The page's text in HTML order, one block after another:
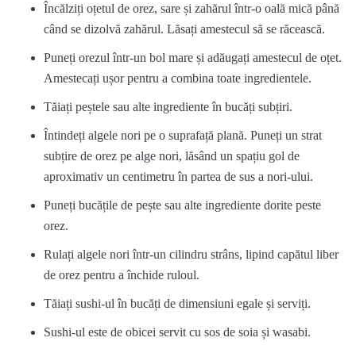
Încălziți oțetul de orez, sare și zahărul într-o oală mică până
când se dizolvă zahărul. Lăsați amestecul să se răcească.
Puneți orezul într-un bol mare și adăugați amestecul de oțet.
Amestecați ușor pentru a combina toate ingredientele.
Tăiați peștele sau alte ingrediente în bucăți subțiri.
Întindeți algele nori pe o suprafață plană. Puneți un strat
subțire de orez pe alge nori, lăsând un spațiu gol de
aproximativ un centimetru în partea de sus a nori-ului.
Puneți bucățile de pește sau alte ingrediente dorite peste
orez.
Rulați algele nori într-un cilindru strâns, lipind capătul liber
de orez pentru a închide ruloul.
Tăiați sushi-ul în bucăți de dimensiuni egale și serviți.
Sushi-ul este de obicei servit cu sos de soia și wasabi.